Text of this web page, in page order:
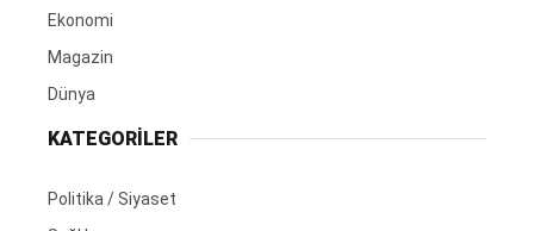
Ekonomi
Magazin
Dünya
KATEGORİLER
Politika / Siyaset